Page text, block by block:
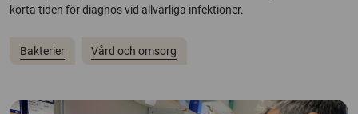
korta tiden för diagnos vid allvarliga infektioner.
Bakterier Vård och omsorg